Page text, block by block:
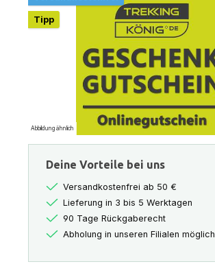
Tipp
Abbildung ähnlich
Deine Vorteile bei uns
Versandkostenfrei ab 50 €
Lieferung in 3 bis 5 Werktagen
90 Tage Rückgaberecht
Abholung in unseren Filialen möglich